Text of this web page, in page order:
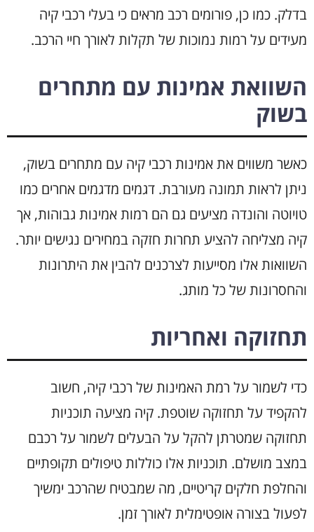
בדלק. כמו כן, פורומים רכב מראים כי בעלי רכבי קיה
מעידים על רמות נמוכות של תקלות לאורך חיי הרכב.
השוואת אמינות עם מתחרים
בשוק
כאשר משווים את אמינות רכבי קיה עם מתחרים בשוק,
ניתן לראות תמונה מעורבת. דגמים מדגמים אחרים כמו
טויוטה והונדה מציעים גם הם רמות אמינות גבוהות, אך
קיה מצליחה להציע תחרות חזקה במחירים נגישים יותר.
השוואות אלו מסייעות לצרכנים להבין את היתרונות
והחסרונות של כל מותג.
תחזוקה ואחריות
כדי לשמור על רמת האמינות של רכבי קיה, חשוב
להקפיד על תחזוקה שוטפת. קיה מציעה תוכניות
תחזוקה שמטרתן להקל על הבעלים לשמור על רכבם
במצב מושלם. תוכניות אלו כוללות טיפולים תקופתיים
והחלפת חלקים קריטיים, מה שמבטיח שהרכב ימשיך
לפעול בצורה אופטימלית לאורך זמן.